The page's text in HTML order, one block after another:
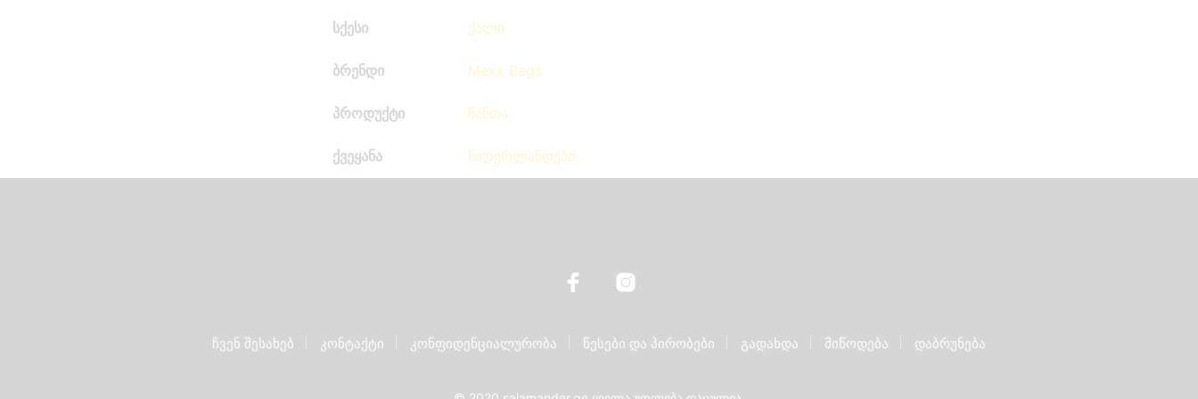
სქესი ქალი
ბრენდი Mexx Bags
პროდუქტი ჩანთა
ქვეყანა ნიდერლანდები
ჩვენ შესახებ კონტაქტი კონფიდენციალურობა წესები და პირობები გადახდა მიწოდება დაბრუნება